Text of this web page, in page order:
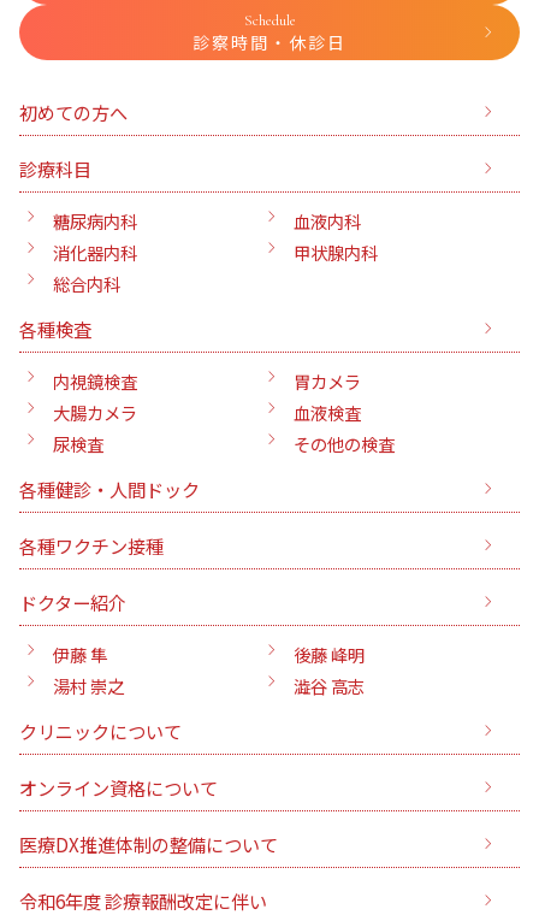
Schedule
診察時間・休診日
初めての方へ
診療科目
糖尿病内科
血液内科
消化器内科
甲状腺内科
総合内科
各種検査
内視鏡検査
胃カメラ
大腸カメラ
血液検査
尿検査
その他の検査
各種健診・人間ドック
各種ワクチン接種
ドクター紹介
伊藤 隼
後藤 峰明
湯村 崇之
澁谷 高志
クリニックについて
オンライン資格について
医療DX推進体制の整備について
令和6年度 診療報酬改定に伴い